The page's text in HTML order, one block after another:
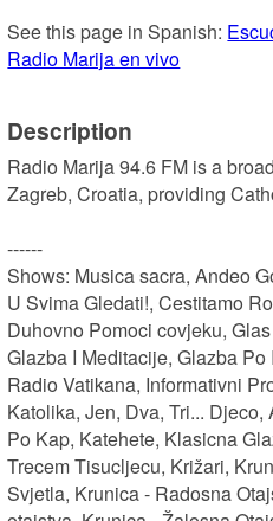
See this page in Spanish:
Radio Marija en vivo
Description
Radio Marija 94.6 FM is a
Zagreb, Croatia, providing
------
Shows: Musica sacra, Andeo
U Svima Gledati!, Cestitamo
Duhovno Pomoci covjeku,
Glazba I Meditacije, Glazba
Radio Vatikana, Informativni
Katolika, Jen, Dva, Tri...
Po Kap, Katehete, Klasicna
Trecem Tisucljecu, Križari,
Svjetla, Krunica - Radosna